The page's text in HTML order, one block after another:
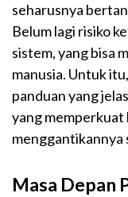
seharusnya
Belum lagi risiko
sistem, yang bisa
manusia. Untuk
panduan yang
yang memperkuat
menggantikannya
Masa Depan